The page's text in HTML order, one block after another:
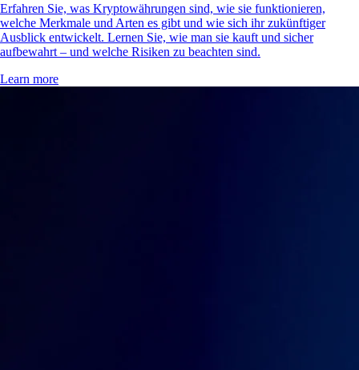
Erfahren Sie, was Kryptowährungen sind, wie sie funktionieren,
welche Merkmale und Arten es gibt und wie sich ihr zukünftiger
Ausblick entwickelt. Lernen Sie, wie man sie kauft und sicher
aufbewahrt – und welche Risiken zu beachten sind.
Learn more